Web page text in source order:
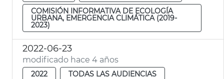
COMISIÓN INFORMATIVA DE ECOLOGÍA
URBANA, EMERGENCIA CLIMÁTICA (2019-
2023)
2022-06-23
modificado hace 4 años
2022
TODAS LAS AUDIENCIAS